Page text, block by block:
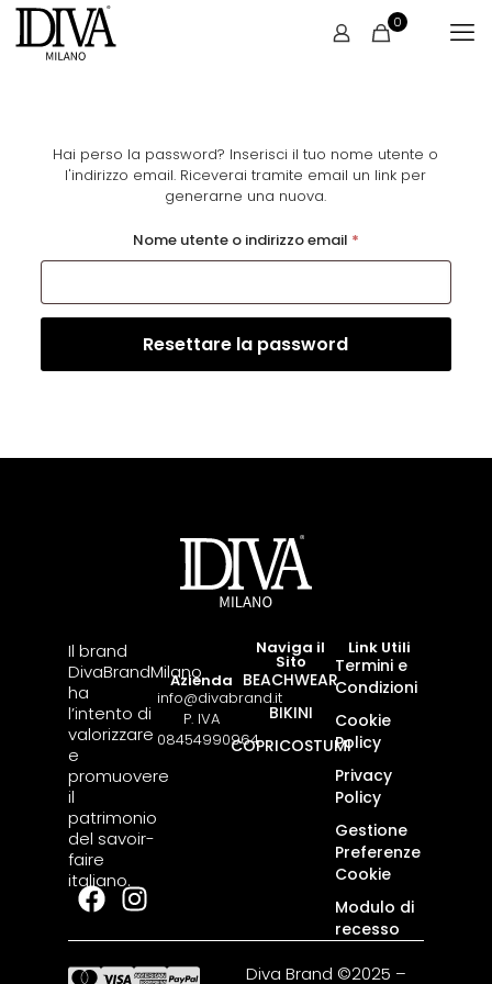
0
Hai perso la password? Inserisci il tuo nome utente o
l'indirizzo email. Riceverai tramite email un link per
generarne una nuova.
Nome utente o indirizzo email *
Resettare la password
Il brand
DivaBrandMilano
ha
l’intento di
valorizzare
e
promuovere
il
patrimonio
del savoir-
faire
italiano.
Azienda
info@divabrand.it
P. IVA
08454990964
Naviga il
Sito
BEACHWEAR
BIKINI
COPRICOSTUMI
Link Utili
Termini e
Condizioni
Cookie
Policy
Privacy
Policy
Gestione
Preferenze
Cookie
Modulo di
recesso
Diva Brand ©2025 –